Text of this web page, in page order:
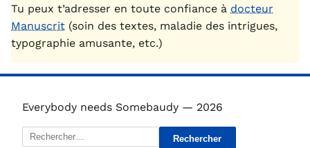
Tu peux t’adresser en toute confiance à docteur
Manuscrit (soin des textes, maladie des intrigues,
typographie amusante, etc.)
Everybody needs Somebaudy — 2026
Rechercher :